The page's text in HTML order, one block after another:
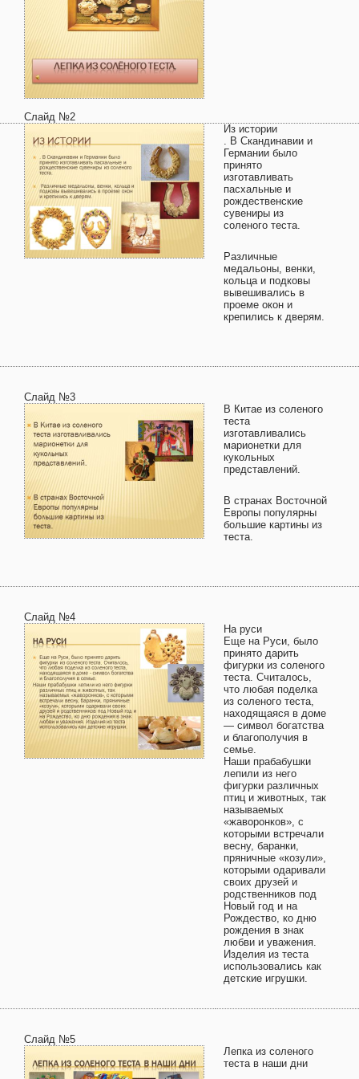
Слайд №2
Из истории
. В Скандинавии и
Германии было
принято
изготавливать
пасхальные и
рождественские
сувениры из
соленого теста.
Различные
медальоны, венки,
кольца и подковы
вывешивались в
проеме окон и
крепились к дверям.
Слайд №3
В Китае из соленого
теста
изготавливались
марионетки для
кукольных
представлений.
В странах Восточной
Европы популярны
большие картины из
теста.
Слайд №4
На руси
Еще на Руси, было
принято дарить
фигурки из соленого
теста. Считалось,
что любая поделка
из соленого теста,
находящаяся в доме
— символ богатства
и благополучия в
семье.
Наши прабабушки
лепили из него
фигурки различных
птиц и животных, так
называемых
«жаворонков», с
которыми встречали
весну, баранки,
пряничные «козули»,
которыми одаривали
своих друзей и
родственников под
Новый год и на
Рождество, ко дню
рождения в знак
любви и уважения.
Изделия из теста
использовались как
детские игрушки.
Слайд №5
Лепка из соленого
теста в наши дни